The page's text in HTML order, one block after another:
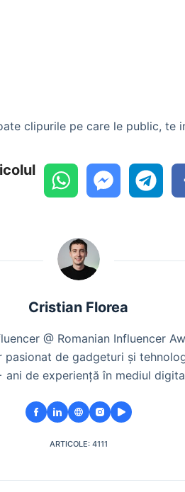
clipurile pe care le public, te
Cristian Florea
@ Romanian Influencer
pasionat de gadgeturi și
ani de experiență în mediul
ARTICOLE: 4111